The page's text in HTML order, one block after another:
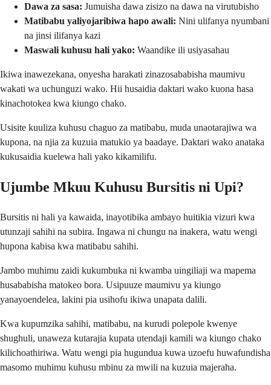
Dawa za sasa: Jumuisha dawa zisizo na dawa na virutubisho
Matibabu yaliyojaribiwa hapo awali: Nini ulifanya nyumbani
na jinsi ilifanya kazi
Maswali kuhusu hali yako: Waandike ili usiyasahau
Ikiwa inawezekana, onyesha harakati zinazosababisha maumivu
wakati wa uchunguzi wako. Hii husaidia daktari wako kuona hasa
kinachotokea kwa kiungo chako.
Usisite kuuliza kuhusu chaguo za matibabu, muda unaotarajiwa wa
kupona, na njia za kuzuia matukio ya baadaye. Daktari wako anataka
kukusaidia kuelewa hali yako kikamilifu.
Ujumbe Mkuu Kuhusu Bursitis ni Upi?
Bursitis ni hali ya kawaida, inayotibika ambayo huitikia vizuri kwa
utunzaji sahihi na subira. Ingawa ni chungu na inakera, watu wengi
hupona kabisa kwa matibabu sahihi.
Jambo muhimu zaidi kukumbuka ni kwamba uingiliaji wa mapema
husababisha matokeo bora. Usipuuze maumivu ya kiungo
yanayoendelea, lakini pia usihofu ikiwa unapata dalili.
Kwa kupumzika sahihi, matibabu, na kurudi polepole kwenye
shughuli, unaweza kutarajia kupata utendaji kamili wa kiungo chako
kilichoathiriwa. Watu wengi pia hugundua kuwa uzoefu huwafundisha
masomo muhimu kuhusu mbinu za mwili na kuzuia majeraha.